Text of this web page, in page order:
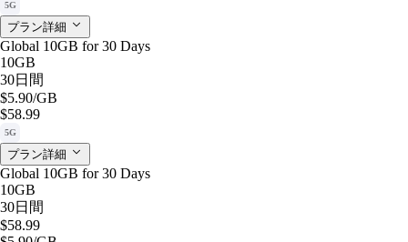
5G
プラン詳細
Global 10GB for 30 Days
10GB
30日間
$5.90/GB
$58.99
5G
プラン詳細
Global 10GB for 30 Days
10GB
30日間
$58.99